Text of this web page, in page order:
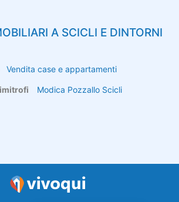
A SCICLI E DINTORNI
Vendita case e appartamenti
Modica Pozzallo Scicli